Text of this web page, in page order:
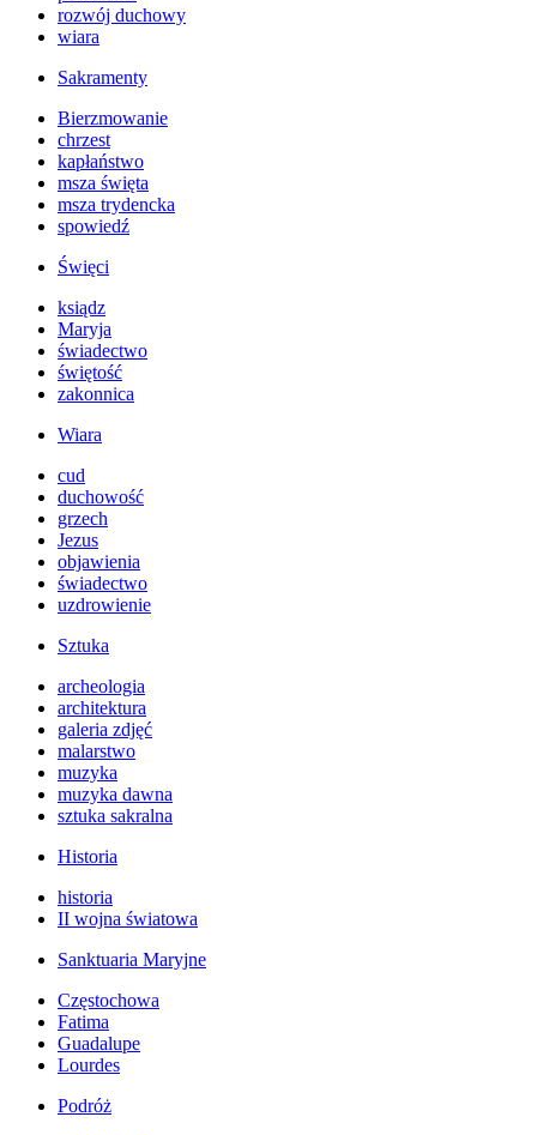
rozwój duchowy
wiara
Sakramenty
Bierzmowanie
chrzest
kapłaństwo
msza święta
msza trydencka
spowiedź
Święci
ksiądz
Maryja
świadectwo
świętość
zakonnica
Wiara
cud
duchowość
grzech
Jezus
objawienia
świadectwo
uzdrowienie
Sztuka
archeologia
architektura
galeria zdjęć
malarstwo
muzyka
muzyka dawna
sztuka sakralna
Historia
historia
II wojna światowa
Sanktuaria Maryjne
Częstochowa
Fatima
Guadalupe
Lourdes
Podróż